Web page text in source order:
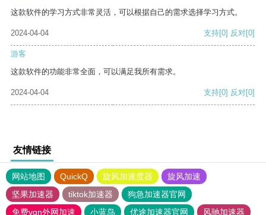
这款软件的学习方式非常灵活，可以根据自己的需求选择学习方式。
2024-04-04 支持[0] 反对[0]
游客
这款软件的功能非常全面，可以满足我所有需求。
2024-04-04 支持[0] 反对[0]
友情链接
网站地图 QuickQ 旋风加速度器
旋风加速
坚果加速器
tiktok加速器
狗急加速器官网
免费vqn外网加速
小蓝鸟 优途加速器官网
风驰加速器